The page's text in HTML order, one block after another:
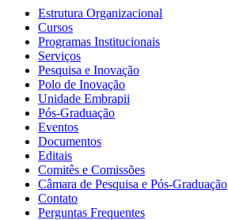
Estrutura Organizacional
Cursos
Programas Institucionais
Serviços
Pesquisa e Inovação
Polo de Inovação
Unidade Embrapii
Pós-Graduação
Eventos
Documentos
Editais
Comitês e Comissões
Câmara de Pesquisa e Pós-Graduação
Contato
Perguntas Frequentes